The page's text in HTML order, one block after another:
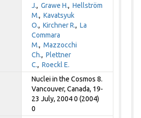
J.,Grawe H.,Hellström
M.,Kavatsyuk
O.,Kirchner R.,La
Commara
M.,Mazzocchi
Ch.,Plettner
C.,Roeckl E.
Nuclei in the Cosmos 8.
Vancouver, Canada, 19-
23 July, 2004 0 (2004)
0